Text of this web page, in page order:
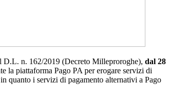
D.L. n. 162/2019 (Decreto Milleproroghe), dal 28
la piattaforma Pago PA per erogare servizi di
quanto i servizi di pagamento alternativi a Pago